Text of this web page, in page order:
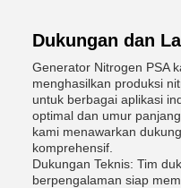
Dukungan dan
Generator Nitrogen PSA
menghasilkan produksi
untuk berbagai aplikasi
optimal dan umur
kami menawarkan
komprehensif.
Dukungan Teknis: Tim
berpengalaman siap